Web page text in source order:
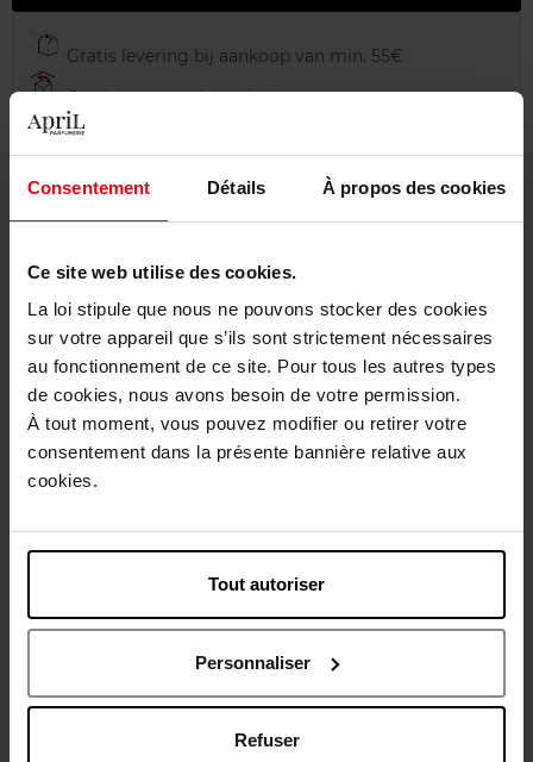
Consentement Détails À propos des cookies
Ce site web utilise des cookies.
La loi stipule que nous ne pouvons stocker des cookies
sur votre appareil que s’ils sont strictement nécessaires
au fonctionnement de ce site. Pour tous les autres types
de cookies, nous avons besoin de votre permission.
À tout moment, vous pouvez modifier ou retirer votre
consentement dans la présente bannière relative aux
cookies.
Tout autoriser
Personnaliser
Refuser
Gratis levering bij aankoop van min. 55€
Gratis retour in je winkelpunt
Gratis verpakking
Beschrijving
Gebruiksadvies
Karakteristieken
Nog iets vergeten ?